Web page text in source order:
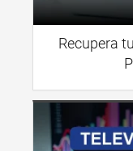
Recupera